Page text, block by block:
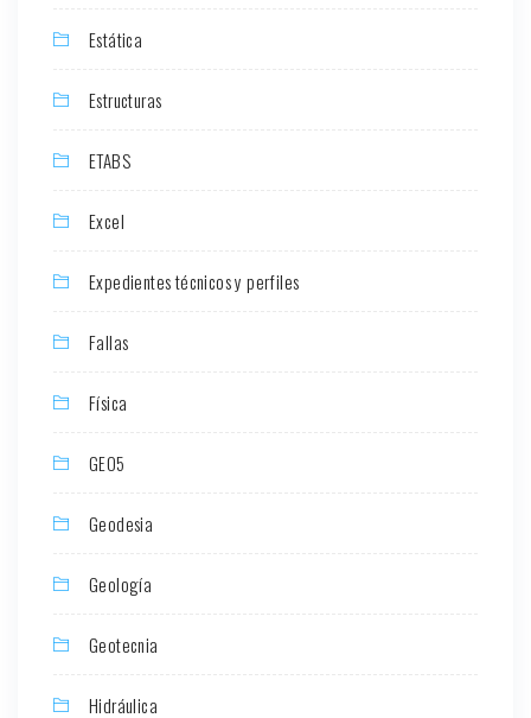
Estática
Estructuras
ETABS
Excel
Expedientes técnicos y perfiles
Fallas
Física
GEO5
Geodesia
Geología
Geotecnia
Hidráulica